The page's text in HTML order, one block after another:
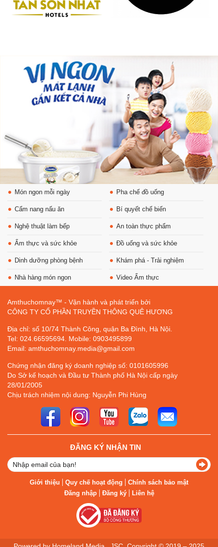
Món ngon mỗi ngày Pha chế đồ uống
Cẩm nang nấu ăn Bí quyết chế biến
Nghệ thuật làm bếp An toàn thực phẩm
Ẩm thực và sức khỏe Đồ uống và sức khỏe
Dinh dưỡng phòng bệnh Khám phá - Trải nghiệm
Nhà hàng món ngon Video Ẩm thực
Amthuchomnay™ - Vận hành và phát triển bởi
CÔNG TY CỔ PHẦN TRUYỀN THÔNG QUÊ HƯƠNG
Địa chỉ: số 10/74 Thành Công, quận Ba Đình, Hà Nội.
Tel: 024.66595694. Mobile: 0903495899
Email: amthuchomnay.media@gmail.com
Chứng nhận đăng ký doanh nghiệp số: 0101605996
Do Sở kế hoạch và Đầu tư Thành phố Hà Nội cấp ngày
28/01/2005
Chịu trách nhiệm nội dung: Nguyễn Phi Hùng
ĐĂNG KÝ NHẬN TIN
Giới thiệu Quy chế hoạt động
Chính sách bảo mật
Đăng nhập
Đăng ký Liên hệ